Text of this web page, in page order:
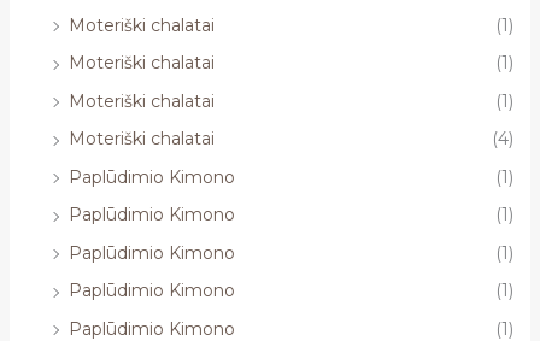
Moteriški chalatai
(1)
Moteriški chalatai
(1)
Moteriški chalatai
(1)
Moteriški chalatai
(4)
Paplūdimio Kimono
(1)
Paplūdimio Kimono
(1)
Paplūdimio Kimono
(1)
Paplūdimio Kimono
(1)
Paplūdimio Kimono
(1)